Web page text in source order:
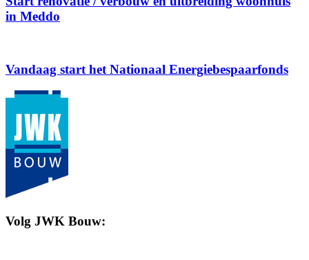
in Meddo
Vandaag start het Nationaal Energiebespaarfonds
Volg JWK Bouw: